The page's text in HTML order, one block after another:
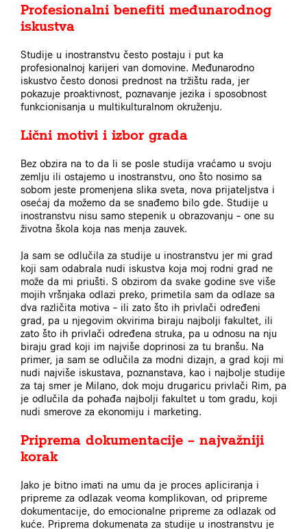
Profesionalni benefiti međunarodnog
iskustva
Studije u inostranstvu često postaju i put ka
profesionalnoj karijeri van domovine. Međunarodno
iskustvo često donosi prednost na tržištu rada, jer
pokazuje proaktivnost, poznavanje jezika i sposobnost
funkcionisanja u multikulturalnom okruženju.
Lični motivi i izbor grada
Bez obzira na to da li se posle studija vraćamo u svoju
zemlju ili ostajemo u inostranstvu, ono što nosimo sa
sobom jeste promenjena slika sveta, nova prijateljstva i
osećaj da možemo da se snađemo bilo gde. Studije u
inostranstvu nisu samo stepenik u obrazovanju – one su
životna škola koja nas menja zauvek.
Ja sam se odlučila za studije u inostranstvu jer mi grad
koji sam odabrala nudi iskustva koja moj rodni grad ne
može da mi priušti. S obzirom da svake godine sve više
mojih vršnjaka odlazi preko, primetila sam da odlaze sa
dva različita motiva – ili zato što ih privlači određeni
grad, pa u njegovim okvirima biraju najbolji fakultet, ili
zato što ih privlači određena struka, pa u odnosu na nju
biraju grad koji im najviše doprinosi za tu branšu. Na
primer, ja sam se odlučila za modni dizajn, a grad koji mi
nudi najviše iskustava, poznanstava, kao i najbolje studije
za taj smer je Milano, dok moju drugaricu privlači Rim, pa
je odlučila da pohađa najbolji fakultet u tom gradu, koji
nudi smerove za ekonomiju i marketing.
Priprema dokumentacije – najvažniji
korak
Jako je bitno imati na umu da je proces apliciranja i
pripreme za odlazak veoma komplikovan, od pripreme
dokumentacije, do emocionalne pripreme za odlazak od
kuće. Priprema dokumenata za studije u inostranstvu je